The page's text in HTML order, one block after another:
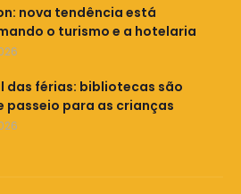
nova tendência está
o turismo e a hotelaria
das férias: bibliotecas são
passeio para as crianças